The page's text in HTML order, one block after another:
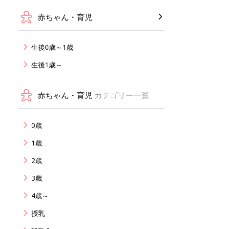
赤ちゃん・育児
生後0歳～1歳
生後1歳～
赤ちゃん・育児 カテゴリー一覧
0歳
1歳
2歳
3歳
4歳～
授乳